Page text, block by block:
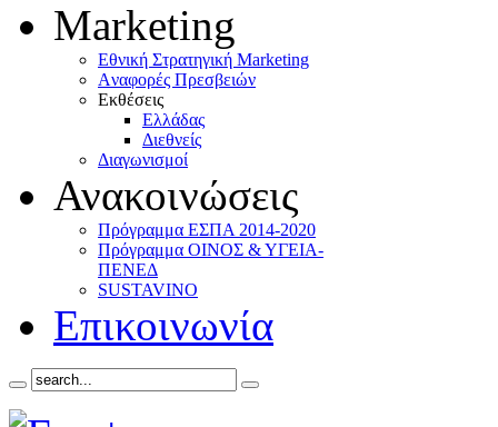
Marketing
Eθνική Στρατηγική Marketing
Aναφορές Πρεσβειών
Eκθέσεις
Eλλάδας
Διεθνείς
Διαγωνισμοί
Ανακοινώσεις
Πρόγραμμα ΕΣΠΑ 2014-2020
Πρόγραμμα ΟΙΝΟΣ & ΥΓΕΙΑ-
ΠΕΝΕΔ
SUSTAVINO
Επικοινωνία